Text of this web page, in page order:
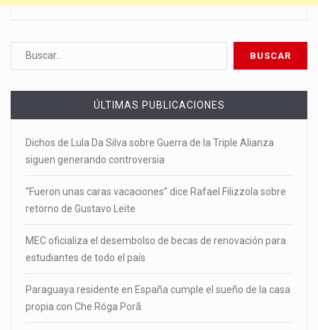
ÚLTIMAS PUBLICACIONES
Dichos de Lula Da Silva sobre Guerra de la Triple Alianza
siguen generando controversia
“Fueron unas caras vacaciones” dice Rafael Filizzola sobre
retorno de Gustavo Leite
MEC oficializa el desembolso de becas de renovación para
estudiantes de todo el país
Paraguaya residente en España cumple el sueño de la casa
propia con Che Róga Porã